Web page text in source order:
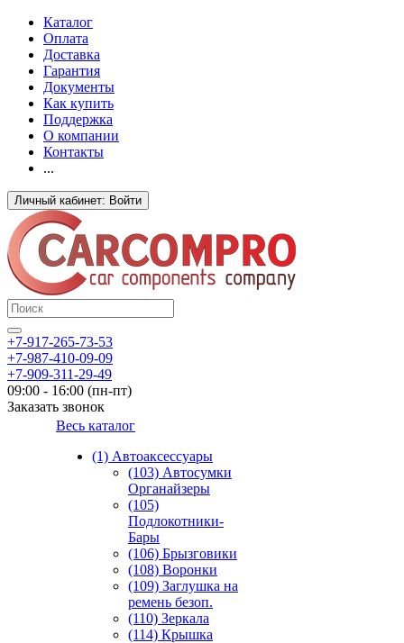
Каталог
Оплата
Доставка
Гарантия
Документы
Как купить
Поддержка
О компании
Контакты
...
Личный кабинет: Войти
+7-917-265-73-53
+7-987-410-09-09
+7-909-311-29-49
09:00 - 16:00 (пн-пт)
Заказать звонок
Весь каталог
(1) Автоаксессуары
(103) Автосумки
Органайзеры
(105)
Подлокотники-
Бары
(106) Брызговики
(108) Воронки
(109) Заглушка на
ремень безоп.
(110) Зеркала
(114) Крышка